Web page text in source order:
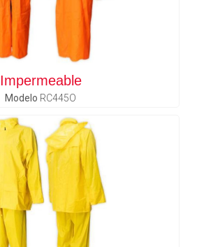
Impermeable
Modelo RC445O